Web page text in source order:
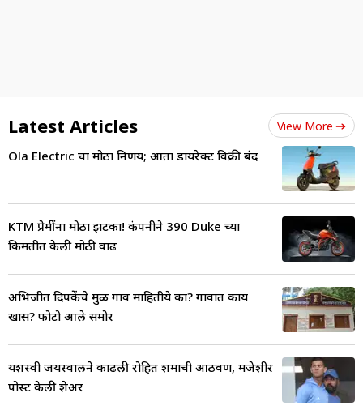
Latest Articles View More
Ola Electric चा मोठा निर्णय; आता डायरेक्ट विक्री बंद
KTM प्रेमींना मोठा झटका! कंपनीने 390 Duke च्या
किमतीत केली मोठी वाढ
अभिजीत दिपकेंचे मुळ गाव माहितीये का? गावात काय
खास? फोटो आले समोर
यशस्वी जयस्वालने काढली रोहित शर्माची आठवण, मजेशीर
पोस्ट केली शेअर